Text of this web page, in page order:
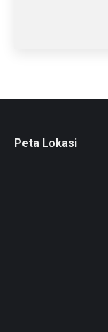
Peta Lokasi